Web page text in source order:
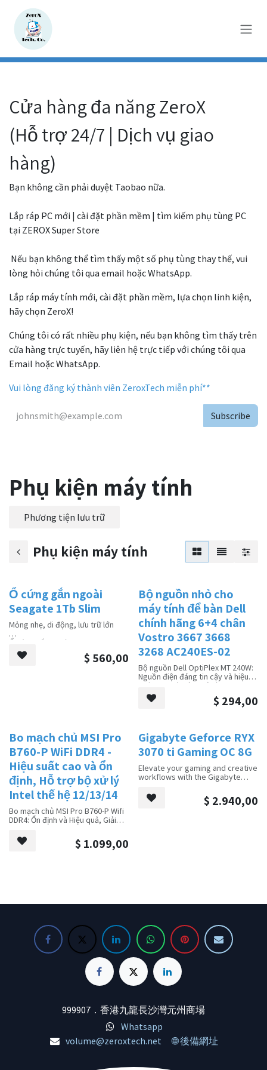
Bỏ qua để đến Nội dung
Cửa hàng đa năng ZeroX
(Hỗ trợ 24/7 | Dịch vụ giao
hàng)
Bạn không cần phải duyệt Taobao nữa.
Lắp ráp PC mới | cài đặt phần mềm | tìm kiếm phụ tùng PC
tại ZEROX Super Store
Nếu bạn không thể tìm thấy một số phụ tùng thay thế, vui
lòng hỏi chúng tôi qua email hoặc WhatsApp.
Lắp ráp máy tính mới, cài đặt phần mềm, lựa chọn linh kiện,
hãy chọn ZeroX!
Chúng tôi có rất nhiều phụ kiện, nếu bạn không tìm thấy trên
cửa hàng trực tuyến, hãy liên hệ trực tiếp với chúng tôi qua
Email hoặc WhatsApp.
Vui lòng đăng ký thành viên ZeroxTech miễn phí**
Subscribe
Phụ kiện máy tính
Phương tiện lưu trữ
Phụ kiện máy tính
Bán hàng
Ổ cứng gắn ngoài
Seagate 1Tb Slim
Mỏng nhẹ, di động, lưu trữ lớn
Ổ cứng gắn ngoài Seagate 1TB
Slim, với thiết kế mỏng nhẹ, dễ
dàng bỏ vào túi xách, cho phép
cần cài đặt bất kỳ phần mềm nào,
dễ sử dụng. Cho dù là công việc,
giải trí hay học tập, Seagate 1TB
Slim là người bạn đồng hành dữ
liệu đáng tin cậy của bạn.
$ 560,00
Bán hàng
Bộ nguồn nhỏ cho
máy tính để bàn Dell
chính hãng 6+4 chân
Vostro 3667 3668
3268 AC240ES-02
Bộ nguồn Dell OptiPlex MT 240W:
Nguồn điện đáng tin cậy và hiệu
quả cho máy tính để bàn OptiPlex
của bạn. Kéo dài tuổi thọ PC của
bạn với PSU thay thế chính hãng
$ 294,00
Mới!
Bo mạch chủ MSI Pro
B760-P WiFi DDR4 -
Hiệu suất cao và ổn
định, Hỗ trợ bộ xử lý
Intel thế hệ 12/13/14
Bo mạch chủ MSI Pro B760-P Wifi
DDR4: Ổn định và Hiệu quả, Giải
Bo mạch chủ MSI Pro B760-P Wifi
tính năng:
Ổn định và bền bỉ: Sử dụng linh
kiện chất lượng cao để đảm bảo
hoạt động ổn định trong thời gian
Tản nhiệt hiệu quả: Mở rộng thiết
Kết nối tốc độ cao: Mạng 2.5G và
Wi-Fi 6, mang lại trải nghiệm mạng
Mở rộng thuận tiện: Nhiều khe
cắm PCIe và giao diện M.2 để đáp
$ 1.099,00
Gigabyte Geforce RYX
3070 ti Gaming OC 8G
Elevate your gaming and creative
workflows with the Gigabyte
8G, powered by NVIDIA’s Ampere
architecture. This high-
efficiency even during intense
clock speeds with factory
overclocking. Perfect for gamers
and creators seeking unmatched
power, 8GB of GDDR6X memory,
and future-ready PCIe 4.0
support. Dominate every pixel
with precision and style.
$ 2.940,00
999907．香港九龍長沙灣元州商場
Whatsapp
volume@zeroxtech.net
🌐 後備網址